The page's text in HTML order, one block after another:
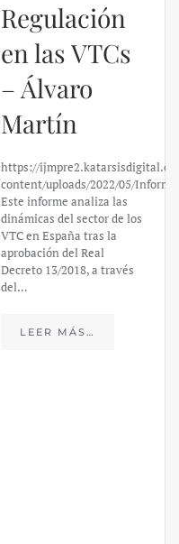
Regulación
en las VTCs
– Álvaro
Martín
https://
content/uploads/2022/05/
Este informe analiza las
dinámicas del sector de los
VTC en España tras la
aprobación del Real
Decreto 13/2018, a través
del…
LEER MÁS…